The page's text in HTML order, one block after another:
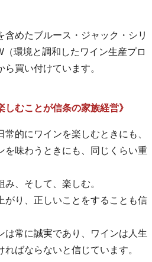
含めたブルース・ジャック・シリ
環境と調和したワイン生産プロ
買い付けています。
しむことが信条の家族経営》
常的にワインを楽しむときにも、
を味わうときにも、同じくらい重
、そして、楽しむ。
がり、正しいことをすることも信
は常に誠実であり、ワインは人生
ばならないと信じています。